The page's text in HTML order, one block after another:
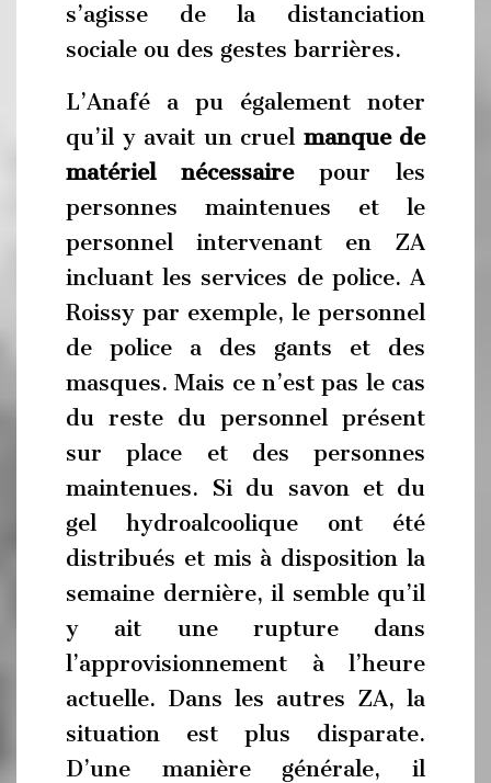
s’agisse de la distanciation
sociale ou des gestes barrières.
L’Anafé a pu également noter
qu’il y avait un cruel manque de
matériel nécessairepour les
personnes maintenues et le
personnel intervenant en ZA
incluant les services de police. A
Roissy par exemple, le personnel
de police a des gants et des
masques. Mais ce n’est pas le cas
du reste du personnel présent
sur place et des personnes
maintenues. Si du savon et du
gel hydroalcoolique ont été
distribués et mis à disposition la
semaine dernière, il semble qu’il
y ait une rupture dans
l’approvisionnement à l’heure
actuelle. Dans les autres ZA, la
situation est plus disparate.
D’une manière générale, il